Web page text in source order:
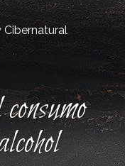
Cibernatural